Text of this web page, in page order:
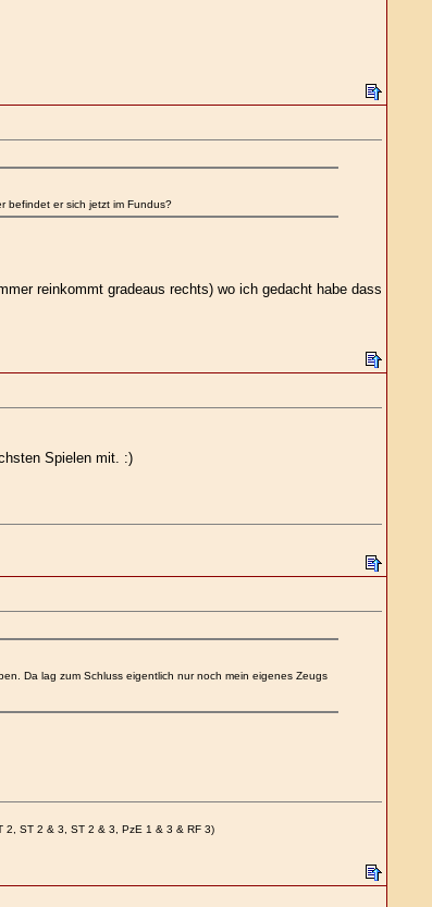
befindet er sich jetzt im Fundus?
reinkommt gradeaus rechts) wo ich gedacht habe dass
Spielen mit. :)
Da lag zum Schluss eigentlich nur noch mein eigenes Zeugs
2, ST 2 & 3, ST 2 & 3, PzE 1 & 3 & RF 3)